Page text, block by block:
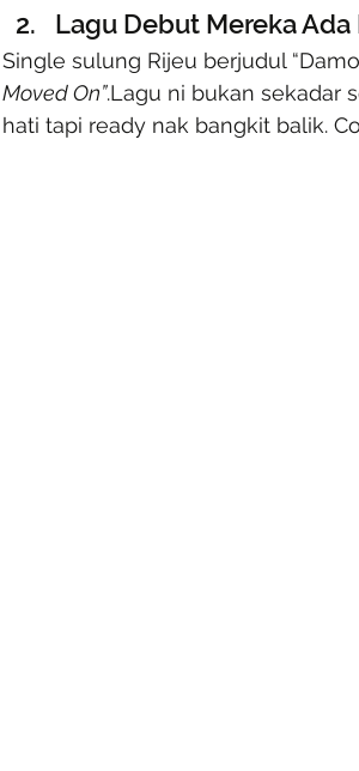
Lagu Debut Mereka Ada
Single sulung Rijeu berjudul
Moved On”.Lagu ni bukan sekadar
hati tapi ready nak bangkit balik.